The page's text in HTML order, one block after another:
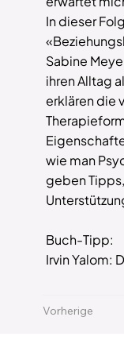
In dieser
Sabine
ihren Alltag
erklären die
wie man
geben
Buch-Tipp:
Irvin Yalom:
Vorherige